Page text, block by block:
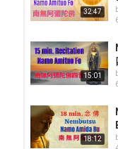
2. We single-
and Saying His Name.
Vow (Sangha).
Saying the Buddha's
given by Amida
and suffering. The
Primal Vow, His
32:47
15:01
18:12